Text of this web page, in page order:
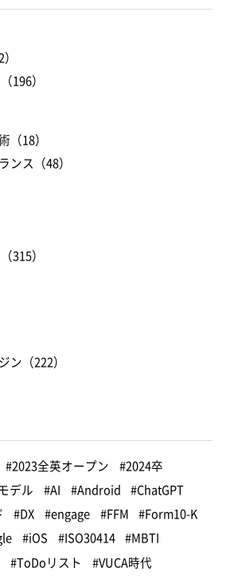
196）
（18）
ンス（48）
315）
ン（222）
#2023全英オープン
#2024卒
デル #AI #Android #ChatGPT
#DX #engage #FFM #Form10-K
#iOS #ISO30414 #MBTI
#ToDoリスト
#VUCA時代